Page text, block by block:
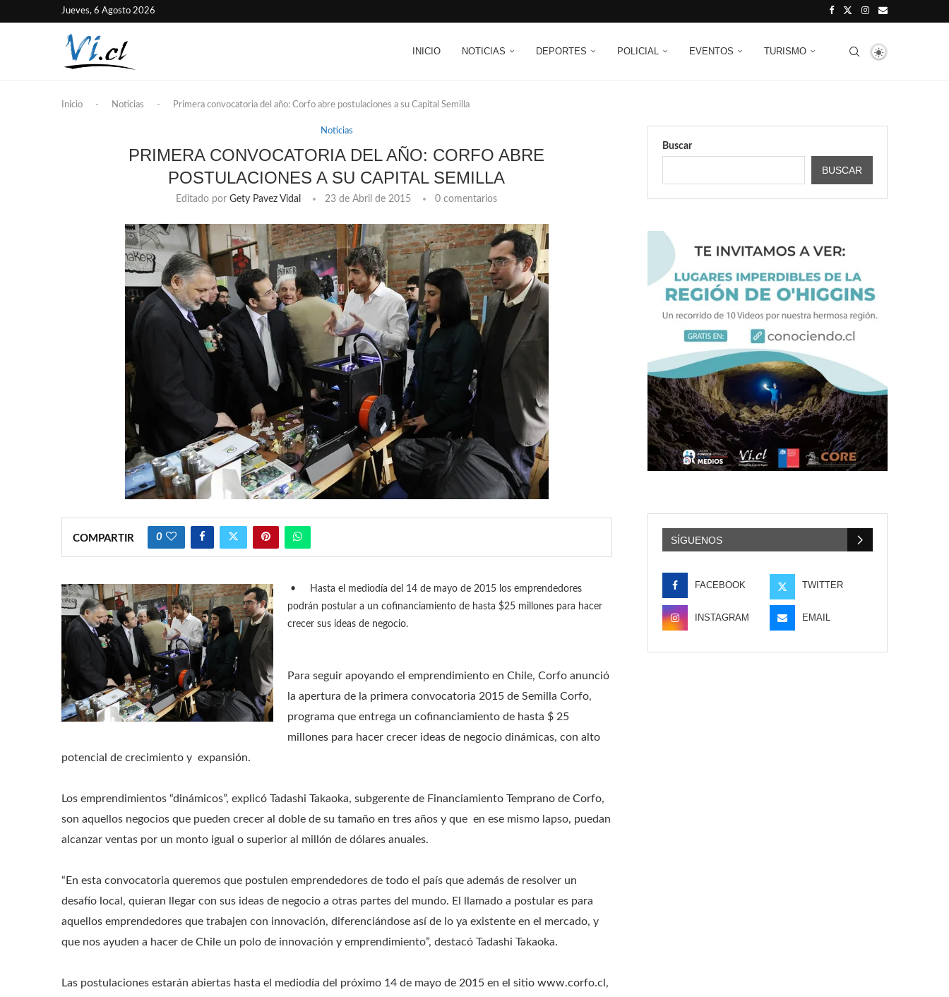
Jueves, 6 Agosto 2026
INICIO NOTICIAS DEPORTES POLICIAL EVENTOS TURISMO
Inicio - Noticias - Primera convocatoria del año: Corfo abre postulaciones a su Capital Semilla
Noticias
PRIMERA CONVOCATORIA DEL AÑO: CORFO ABRE
POSTULACIONES A SU CAPITAL SEMILLA
Editado porGety Pavez Vidal 23 de Abril de 2015 0 comentarios
COMPARTIR 0
•
Hasta el mediodía del 14 de mayo de 2015 los emprendedores
podrán postular a un cofinanciamiento de hasta $25 millones para hacer
crecer sus ideas de negocio.
Para seguir apoyando el emprendimiento en Chile, Corfo anunció
la apertura de la primera convocatoria 2015 de Semilla Corfo,
programa que entrega un cofinanciamiento de hasta $ 25
millones para hacer crecer ideas de negocio dinámicas, con alto
potencial de crecimiento y expansión.
Los emprendimientos “dinámicos”, explicó Tadashi Takaoka, subgerente de Financiamiento Temprano de Corfo,
son aquellos negocios que pueden crecer al doble de su tamaño en tres años y que en ese mismo lapso, puedan
alcanzar ventas por un monto igual o superior al millón de dólares anuales.
“En esta convocatoria queremos que postulen emprendedores de todo el país que además de resolver un
desafío local, quieran llegar con sus ideas de negocio a otras partes del mundo. El llamado a postular es para
aquellos emprendedores que trabajen con innovación, diferenciándose así de lo ya existente en el mercado, y
que nos ayuden a hacer de Chile un polo de innovación y emprendimiento”, destacó Tadashi Takaoka.
Las postulaciones estarán abiertas hasta el mediodía del próximo 14 de mayo de 2015 en el sitio www.corfo.cl,
Buscar
BUSCAR
SÍGUENOS
FACEBOOK TWITTER
INSTAGRAM EMAIL